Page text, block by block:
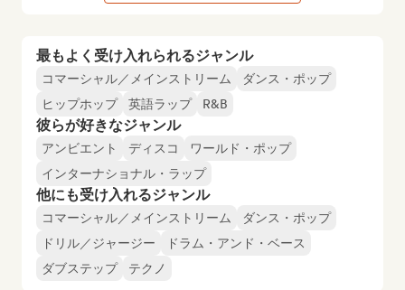
最もよく受け入れられるジャンル
コマーシャル／メインストリーム
ダンス・ポップ
ヒップホップ
英語ラップ R&B
彼らが好きなジャンル
アンビエント ディスコ
ワールド・ポップ
インターナショナル・ラップ
他にも受け入れるジャンル
コマーシャル／メインストリーム
ダンス・ポップ
ドリル／ジャージー
ドラム・アンド・ベース
ダブステップ
テクノ